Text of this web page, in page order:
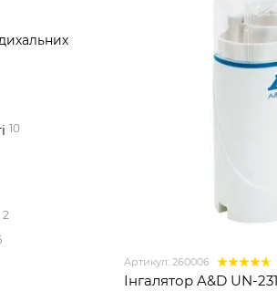
Артикул: 260006
Інгалятор A&D UN-231
10
2